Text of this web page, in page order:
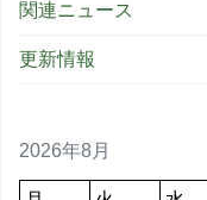
関連ニュース
更新情報
2026年8月